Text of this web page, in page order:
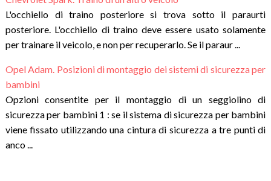
L'occhiello di traino posteriore si trova sotto il paraurti
posteriore. L'occhiello di traino deve essere usato solamente
per trainare il veicolo, e non per recuperarlo. Se il paraur ...
Opel Adam. Posizioni di montaggio dei sistemi di sicurezza per
bambini
Opzioni consentite per il montaggio di un seggiolino di
sicurezza per bambini 1 : se il sistema di sicurezza per bambini
viene fissato utilizzando una cintura di sicurezza a tre punti di
anco ...